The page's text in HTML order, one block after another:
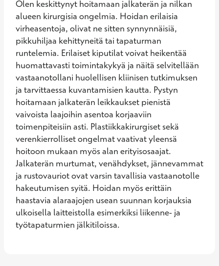
Olen keskittynyt hoitamaan jalkaterän ja nilkan
alueen kirurgisia ongelmia. Hoidan erilaisia
virheasentoja, olivat ne sitten synnynnäisiä,
pikkuhiljaa kehittyneitä tai tapaturman
runtelemia. Erilaiset kiputilat voivat heikentää
huomattavasti toimintakykyä ja näitä selvitellään
vastaanotollani huolellisen kliinisen tutkimuksen
ja tarvittaessa kuvantamisien kautta. Pystyn
hoitamaan jalkaterän leikkaukset pienistä
vaivoista laajoihin asentoa korjaaviin
toimenpiteisiin asti. Plastiikkakirurgiset sekä
verenkierrolliset ongelmat vaativat yleensä
hoitoon mukaan myös alan erityisosaajat.
Jalkaterän murtumat, venähdykset, jännevammat
ja rustovauriot ovat varsin tavallisia vastaanotolle
hakeutumisen syitä. Hoidan myös erittäin
haastavia alaraajojen usean suunnan korjauksia
ulkoisella laitteistolla esimerkiksi liikenne- ja
työtapaturmien jälkitiloissa.